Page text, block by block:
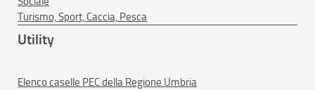
Turismo, Sport, Caccia, Pesca
Utility
Elenco caselle PEC della Regione Umbria